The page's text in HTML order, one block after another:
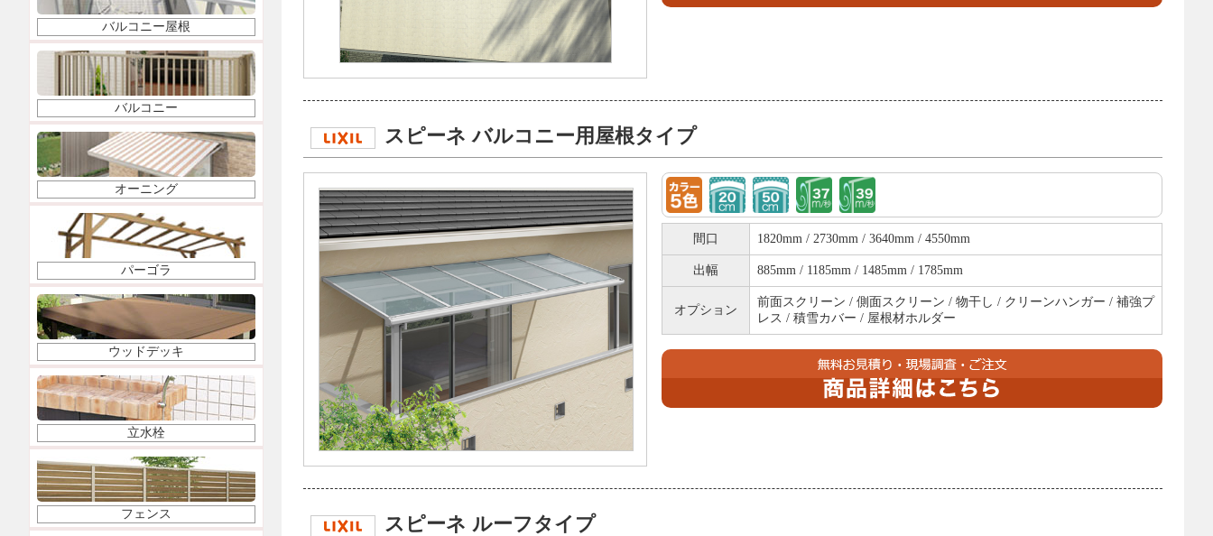
スピーネ バルコニー用屋根タイプ
間口 1820mm / 2730mm / 3640mm / 4550mm
出幅 885mm / 1185mm / 1485mm / 1785mm
オプション
前面スクリーン / 側面スクリーン / 物干し / クリーンハンガー / 補強プ
レス / 積雪カバー / 屋根材ホルダー
スピーネ ルーフタイプ
バルコニー屋根
バルコニー
オーニング
パーゴラ
ウッドデッキ
立水栓
フェンス